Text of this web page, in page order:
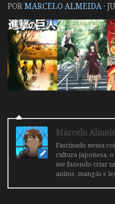
PORMARCELO ALMEIDA ·
Marcelo
Fascinado nessa
cultura japonesa,
me fazendo criar
anime, mangás e